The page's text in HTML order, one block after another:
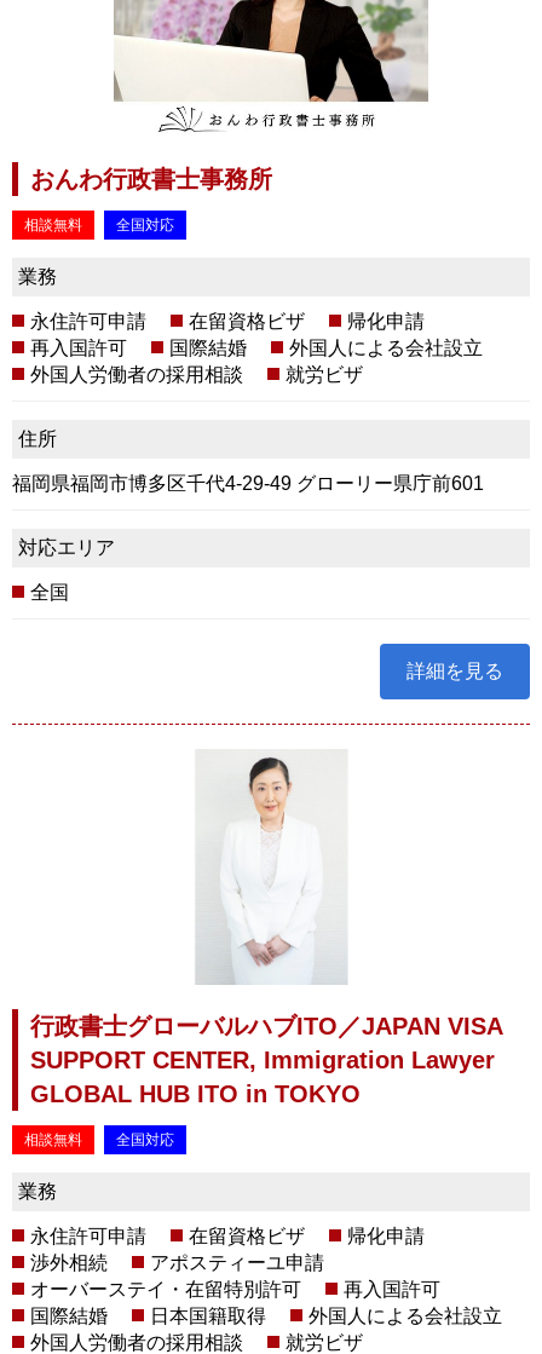
おんわ行政書士事務所
相談無料 全国対応
業務
永住許可申請 在留資格ビザ
帰化申請
再入国許可
国際結婚
外国人による会社設立
外国人労働者の採用相談
就労ビザ
住所
福岡県福岡市博多区千代4-29-49 グローリー県庁前601
対応エリア
全国
詳細を見る
行政書士グローバルハブITO／JAPAN VISA
SUPPORT CENTER, Immigration Lawyer
GLOBAL HUB ITO in TOKYO
相談無料 全国対応
業務
永住許可申請 在留資格ビザ
帰化申請
渉外相続
アポスティーユ申請
オーバーステイ・在留特別許可
再入国許可
国際結婚
日本国籍取得
外国人による会社設立
外国人労働者の採用相談
就労ビザ